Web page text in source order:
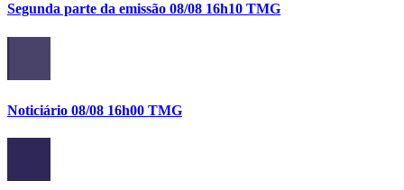
Segunda parte da emissão 08/08 16h10 TMG
Noticiário 08/08 16h00 TMG